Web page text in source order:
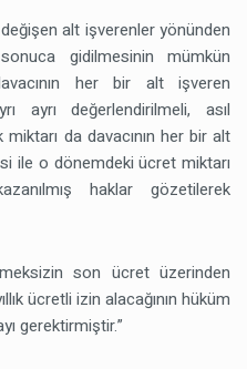
alt işverenler yönünden
gidilmesinin mümkün
her bir alt işveren
ayrı değerlendirilmeli, asıl
da davacının her bir alt
ile o dönemdeki ücret miktarı
haklar gözetilerek
son ücret üzerinden
ücretli izin alacağının hüküm
gerektirmiştir.”